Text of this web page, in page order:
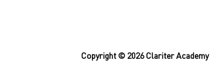
Copyright © 2026 Clariter Academy